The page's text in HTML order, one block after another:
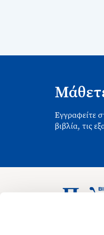
Εγγραφείτε
βιβλία, τις
Ασκληπιού 1-3,